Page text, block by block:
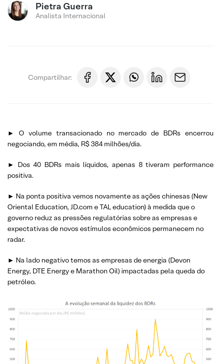
Pietra Guerra
Analista Internacional
Compartilhar:
► O volume transacionado no mercado de BDRs encerrou
negociando, em média, R$ 384 milhões/dia.
► Dos 40 BDRs mais líquidos, apenas 8 tiveram performance
positiva.
► Na ponta positiva vemos novamente as ações chinesas (New
Oriental Education, JD.com e TAL education) à medida que o
governo reduz as pressões regulatórias sobre as empresas e
expectativas de novos estímulos econômicos permanecem no
radar.
► Na lado negativo temos as empresas de energia (Devon
Energy, DTE Energy e Marathon Oil) impactadas pela queda do
petróleo.